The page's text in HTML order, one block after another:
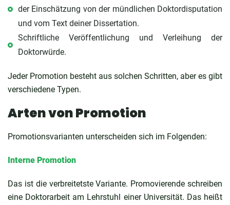
der Einschätzung von der mündlichen Doktordisputation
und vom Text deiner Dissertation.
Schriftliche Veröffentlichung und Verleihung der
Doktorwürde.
Jeder Promotion besteht aus solchen Schritten, aber es gibt
verschiedene Typen.
Arten von Promotion
Promotionsvarianten unterscheiden sich im Folgenden:
Interne Promotion
Das ist die verbreitetste Variante. Promovierende schreiben
eine Doktorarbeit am Lehrstuhl einer Universität. Das heißt